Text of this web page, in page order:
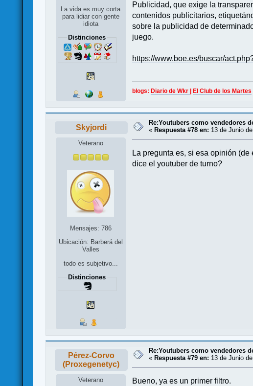
La vida es muy corta
para lidiar con gente
idiota
Distinciones
Publicidad, que exige la
contenidos publicitarios,
sobre la publicidad de
juego.
https://www.boe.es/buscar/
blogs:Diario de Wkr |El Club de los Martes
Skyjordi
Veterano
Mensajes: 786
Ubicación: Barberá del
Valles
todo es subjetivo...
Distinciones
Re:Youtubers como vendedores
« Respuesta #78 en: 13 de Junio
La pregunta es, si esa opinión
dice el youtuber de turno?
Pérez-Corvo
(Proxegenetyc)
Veterano
Re:Youtubers como vendedores
« Respuesta #79 en: 13 de Junio
Bueno, ya es un primer filtro.